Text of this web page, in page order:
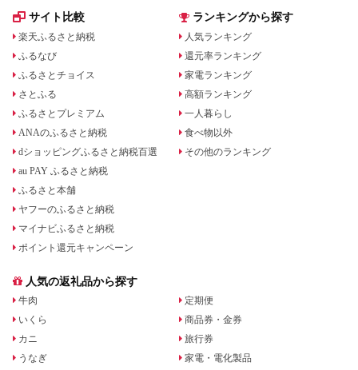
サイト比較
楽天ふるさと納税
ふるなび
ふるさとチョイス
さとふる
ふるさとプレミアム
ANAのふるさと納税
dショッピングふるさと納税百選
au PAY ふるさと納税
ふるさと本舗
ヤフーのふるさと納税
マイナビふるさと納税
ポイント還元キャンペーン
ランキングから探す
人気ランキング
還元率ランキング
家電ランキング
高額ランキング
一人暮らし
食べ物以外
その他のランキング
人気の返礼品から探す
牛肉
いくら
カニ
うなぎ
定期便
商品券・金券
旅行券
家電・電化製品